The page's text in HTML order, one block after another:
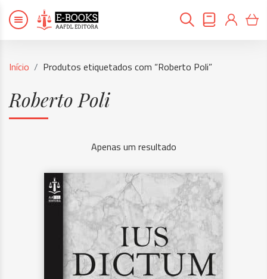
Início Produtos etiquetados com “Roberto Poli”
Roberto Poli
Apenas um resultado